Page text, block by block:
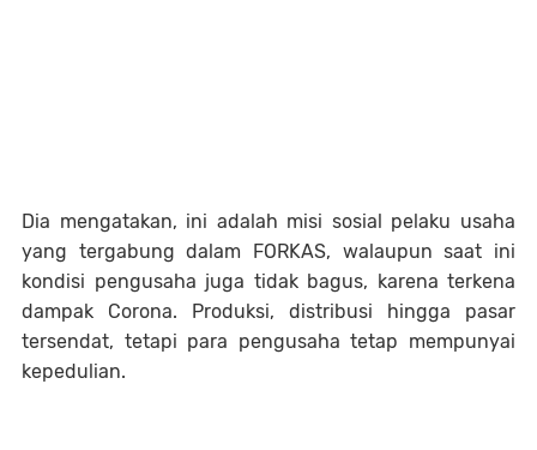
Dia mengatakan, ini adalah misi sosial pelaku usaha
yang tergabung dalam FORKAS, walaupun saat ini
kondisi pengusaha juga tidak bagus, karena terkena
dampak Corona. Produksi, distribusi hingga pasar
tersendat, tetapi para pengusaha tetap mempunyai
kepedulian.